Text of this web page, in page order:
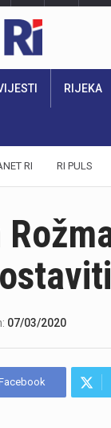
RIJEKA
RI RI PULS
07/03/2020